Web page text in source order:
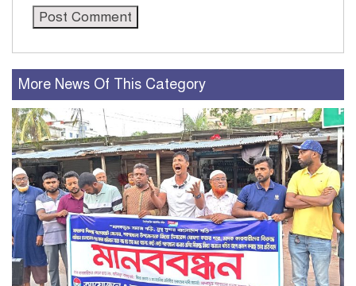
More News Of This Category